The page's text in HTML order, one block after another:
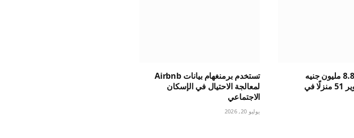
تقدم باراجون 8.8 مليون جنيه
إسترليني لتطوير 51 منزلًا في
تستخدم برمنغهام بيانات Airbnb
لمعالجة الاحتيال في الإسكان
الاجتماعي
يوليو 20, 2026